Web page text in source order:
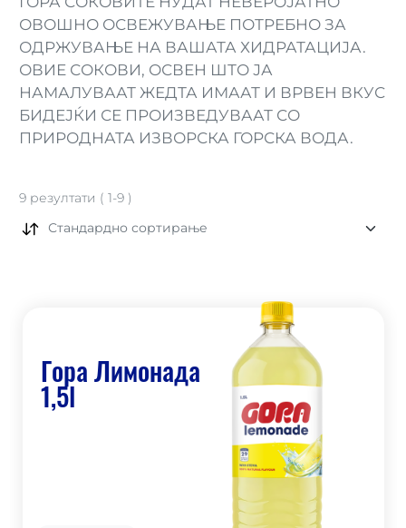
ОВОШНО ОСВЕЖУВАЊЕ ПОТРЕБНО ЗА
ОДРЖУВАЊЕ НА ВАШАТА ХИДРАТАЦИЈА.
ОВИЕ СОКОВИ, ОСВЕН ШТО ЈА
НАМАЛУВААТ ЖЕДТА ИМААТ И ВРВЕН ВКУС
БИДЕЈЌИ СЕ ПРОИЗВЕДУВААТ СО
ПРИРОДНАТА ИЗВОРСКА ГОРСКА ВОДА.
9 резултати ( 1-9 )
Стандардно сортирање
Гора Лимонада
1,5l